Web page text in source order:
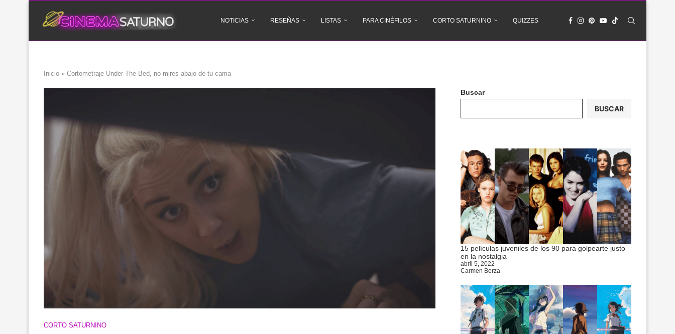
NOTICIAS RESEÑAS LISTAS PARA CINÉFILOS CORTO SATURNINO QUIZZES
Inicio » Cortometraje Under The Bed, no mires abajo de tu cama
CORTO SATURNINO
Buscar
BUSCAR
15 películas juveniles de los 90 para golpearte justo
en la nostalgia
abril 5, 2022
Carmen Berza